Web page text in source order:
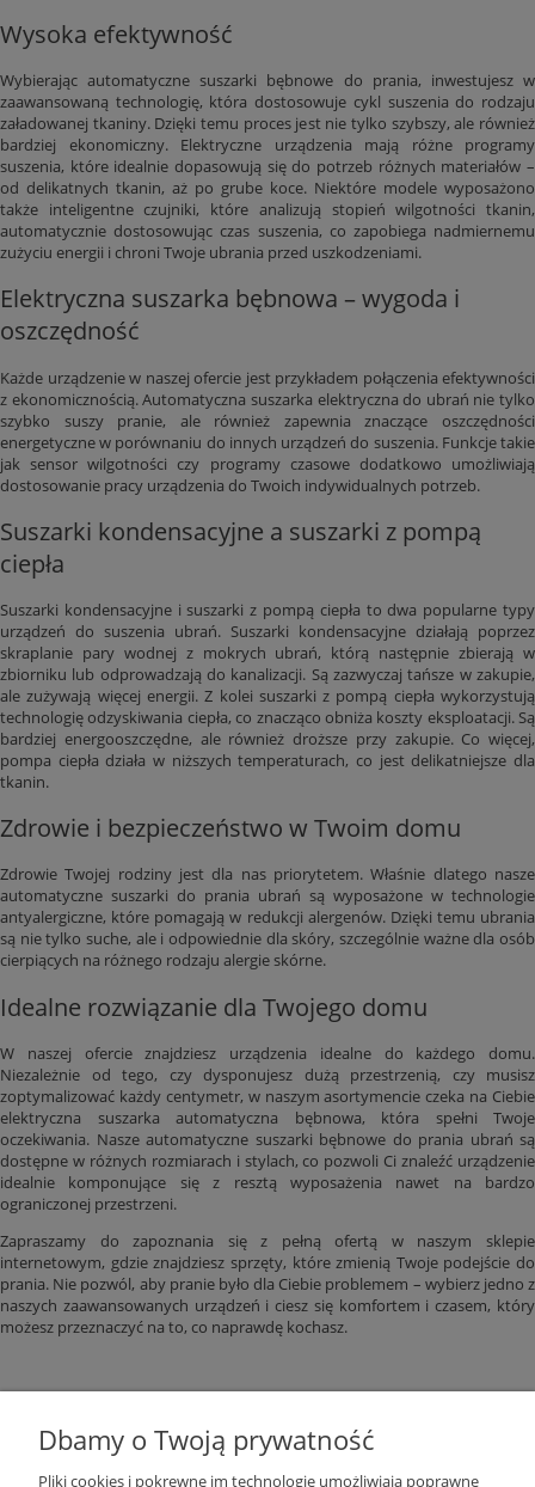
Wysoka efektywność
Wybierając automatyczne suszarki bębnowe do prania, inwestujesz w
zaawansowaną technologię, która dostosowuje cykl suszenia do rodzaju
załadowanej tkaniny. Dzięki temu proces jest nie tylko szybszy, ale również
bardziej ekonomiczny. Elektryczne urządzenia mają różne programy
suszenia, które idealnie dopasowują się do potrzeb różnych materiałów –
od delikatnych tkanin, aż po grube koce. Niektóre modele wyposażono
także inteligentne czujniki, które analizują stopień wilgotności tkanin,
automatycznie dostosowując czas suszenia, co zapobiega nadmiernemu
zużyciu energii i chroni Twoje ubrania przed uszkodzeniami.
Elektryczna suszarka bębnowa – wygoda i
oszczędność
Każde urządzenie w naszej ofercie jest przykładem połączenia efektywności
z ekonomicznością. Automatyczna suszarka elektryczna do ubrań nie tylko
szybko suszy pranie, ale również zapewnia znaczące oszczędności
energetyczne w porównaniu do innych urządzeń do suszenia. Funkcje takie
jak sensor wilgotności czy programy czasowe dodatkowo umożliwiają
dostosowanie pracy urządzenia do Twoich indywidualnych potrzeb.
Suszarki kondensacyjne a suszarki z pompą
ciepła
Suszarki kondensacyjne i suszarki z pompą ciepła to dwa popularne typy
urządzeń do suszenia ubrań. Suszarki kondensacyjne działają poprzez
skraplanie pary wodnej z mokrych ubrań, którą następnie zbierają w
zbiorniku lub odprowadzają do kanalizacji. Są zazwyczaj tańsze w zakupie,
ale zużywają więcej energii. Z kolei suszarki z pompą ciepła wykorzystują
technologię odzyskiwania ciepła, co znacząco obniża koszty eksploatacji. Są
bardziej energooszczędne, ale również droższe przy zakupie. Co więcej,
pompa ciepła działa w niższych temperaturach, co jest delikatniejsze dla
tkanin.
Zdrowie i bezpieczeństwo w Twoim domu
Zdrowie Twojej rodziny jest dla nas priorytetem. Właśnie dlatego nasze
automatyczne suszarki do prania ubrań są wyposażone w technologie
antyalergiczne, które pomagają w redukcji alergenów. Dzięki temu ubrania
są nie tylko suche, ale i odpowiednie dla skóry, szczególnie ważne dla osób
cierpiących na różnego rodzaju alergie skórne.
Idealne rozwiązanie dla Twojego domu
W naszej ofercie znajdziesz urządzenia idealne do każdego domu.
Niezależnie od tego, czy dysponujesz dużą przestrzenią, czy musisz
zoptymalizować każdy centymetr, w naszym asortymencie czeka na Ciebie
elektryczna suszarka automatyczna bębnowa, która spełni Twoje
oczekiwania. Nasze automatyczne suszarki bębnowe do prania ubrań są
dostępne w różnych rozmiarach i stylach, co pozwoli Ci znaleźć urządzenie
idealnie komponujące się z resztą wyposażenia nawet na bardzo
ograniczonej przestrzeni.
Zapraszamy do zapoznania się z pełną ofertą w naszym sklepie
internetowym, gdzie znajdziesz sprzęty, które zmienią Twoje podejście do
prania. Nie pozwól, aby pranie było dla Ciebie problemem – wybierz jedno z
naszych zaawansowanych urządzeń i ciesz się komfortem i czasem, który
możesz przeznaczyć na to, co naprawdę kochasz.
Dbamy o Twoją prywatność
Pliki cookies i pokrewne im technologie umożliwiają poprawne